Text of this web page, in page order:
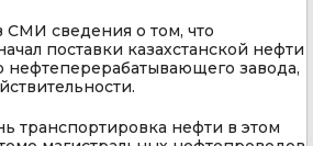
СМИ сведения о том, что
поставки казахстанской нефти
нефтеперерабатывающего завода,
транспортировка нефти в этом